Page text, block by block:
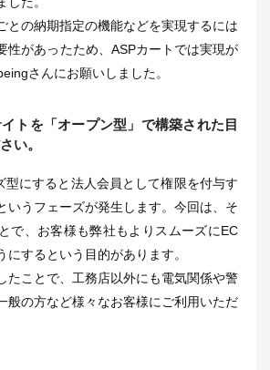
との納期指定の機能などを実現するには
性があったため、ASPカートでは実現が
さんにお願いしました。
トを「オープン型」で構築された目
い。
型にすると法人会員として権限を付与す
いうフェーズが発生します。今回は、そ
で、お客様も弊社もよりスムーズにEC
にするという目的があります。
たことで、工務店以外にも電気関係や警
般の方など様々なお客様にご利用いただ